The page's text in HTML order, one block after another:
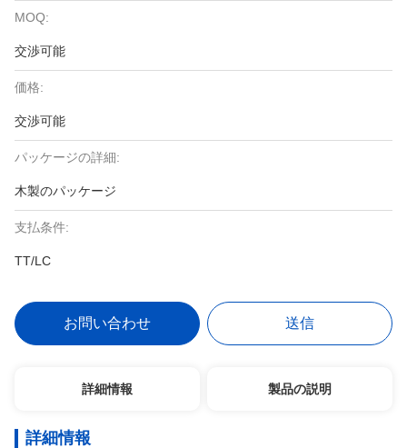
MOQ:
交渉可能
価格:
交渉可能
パッケージの詳細:
木製のパッケージ
支払条件:
TT/LC
お問い合わせ 送信
詳細情報 製品の説明
詳細情報